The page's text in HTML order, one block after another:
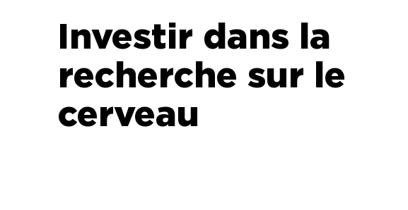
Investir dans la
recherche sur le
cerveau